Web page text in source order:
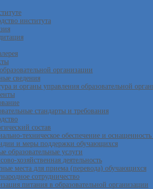
института
организации
сведения
и органы управления образовательной
стандарты и требования
состав
техническое обеспечение и
и меры поддержки обучающихся
образовательные услуги
хозяйственная деятельность
места для приема (перевода) обучающихся
сотрудничество
питания в образовательной организации